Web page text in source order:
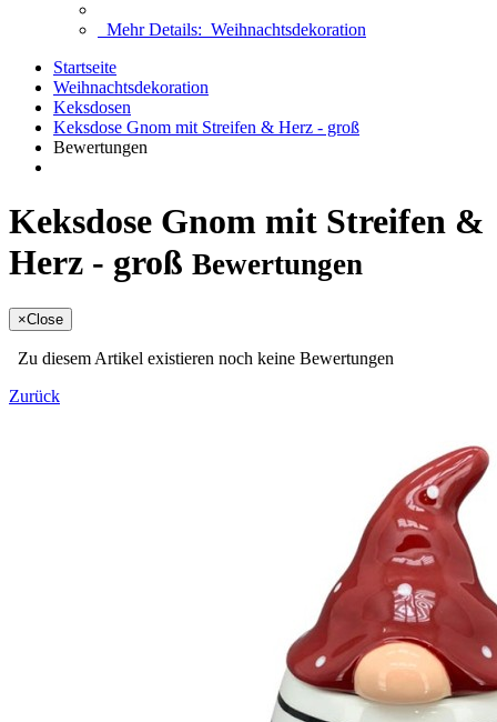
Mehr Details: Weihnachtsdekoration
Startseite
Weihnachtsdekoration
Keksdosen
Keksdose Gnom mit Streifen & Herz - groß
Bewertungen
Keksdose Gnom mit Streifen &
Herz - groß Bewertungen
×Close
Zu diesem Artikel existieren noch keine Bewertungen
Zurück